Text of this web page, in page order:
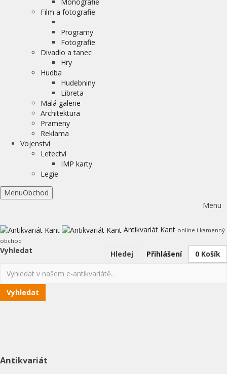
Film a fotografie
Programy
Fotografie
Divadlo a tanec
Hry
Hudba
Hudebniny
Libreta
Malá galerie
Architektura
Prameny
Reklama
Vojenství
Letectví
IMP karty
Legie
MenuObchod
Menu
Antikvariát Kant online i kamenný
obchod
0 Košík
Přihlášení
Hledej
Vyhledat
Vyhledat
Antikvariát